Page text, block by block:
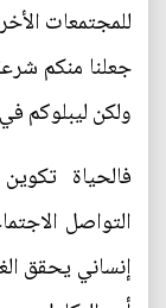
جعلنا منكم
ولكن ليبلوكم في
فالحياة
التواصل
إنساني يحقق